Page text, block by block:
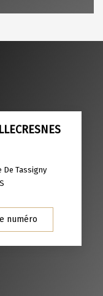
:
CRÈCHES
De Tassigny
numéro